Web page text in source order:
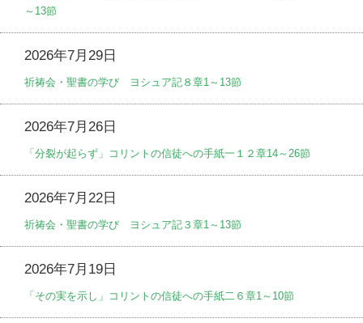
～13節
2026年7月29日
祈祷会・聖書の学び ヨシュア記８章1～13節
2026年7月26日
「分裂が起らず」コリントの信徒への手紙一１２章14～26節
2026年7月22日
祈祷会・聖書の学び ヨシュア記３章1～13節
2026年7月19日
「その実を示し」コリントの信徒への手紙二６章1～10節